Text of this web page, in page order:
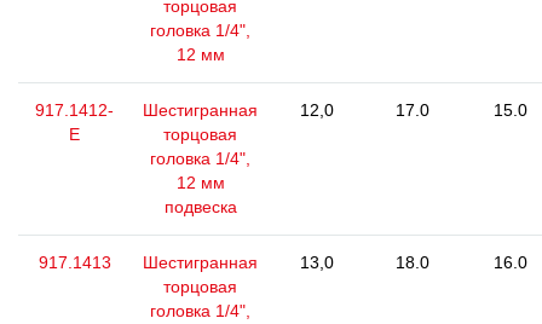
торцовая
головка 1/4",
12 мм
917.1412-
E
Шестигранная
торцовая
головка 1/4",
12 мм
подвеска
12,0 17.0 15.0
917.1413
Шестигранная
торцовая
головка 1/4",
13,0 18.0 16.0